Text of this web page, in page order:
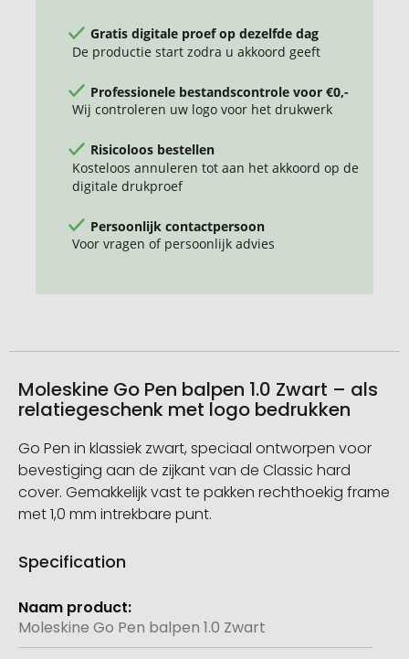
Gratis digitale proef op dezelfde dag
De productie start zodra u akkoord geeft
Professionele bestandscontrole voor €0,-
Wij controleren uw logo voor het drukwerk
Risicoloos bestellen
Kosteloos annuleren tot aan het akkoord op de
digitale drukproef
Persoonlijk contactpersoon
Voor vragen of persoonlijk advies
Moleskine Go Pen balpen 1.0 Zwart – als
relatiegeschenk met logo bedrukken
Go Pen in klassiek zwart, speciaal ontworpen voor
bevestiging aan de zijkant van de Classic hard
cover. Gemakkelijk vast te pakken rechthoekig frame
met 1,0 mm intrekbare punt.
Specification
Meer
informatie
Moleskine Go Pen balpen 1.0 Zwart